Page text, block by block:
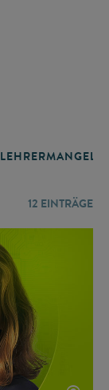
LEHRERMANGEL
12 EINTRÄGE